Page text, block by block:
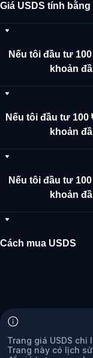
Giá USDS tính
Nếu tôi đầu tư
khoản
Nếu tôi đầu tư
khoản
Nếu tôi đầu tư
khoản
Cách mua USDS
Trang giá USDS chỉ
Trang này có lịch